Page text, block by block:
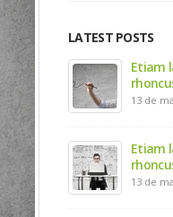
LATEST POSTS
eros
Etiam
13 de
Etiam
13 de